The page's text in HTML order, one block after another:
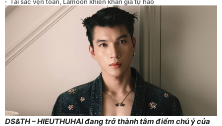
DS&TH –HIEUTHUHAIđang trở thành tâm điểm chú ý của